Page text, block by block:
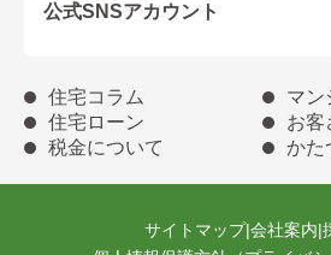
公式SNSアカウント
住宅コラム
マン
住宅ローン
お客
税金について
かた
サイトマップ|会社案内|